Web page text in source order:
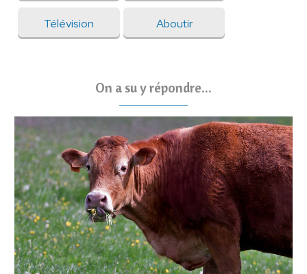
Télévision Aboutir
On a su y répondre...